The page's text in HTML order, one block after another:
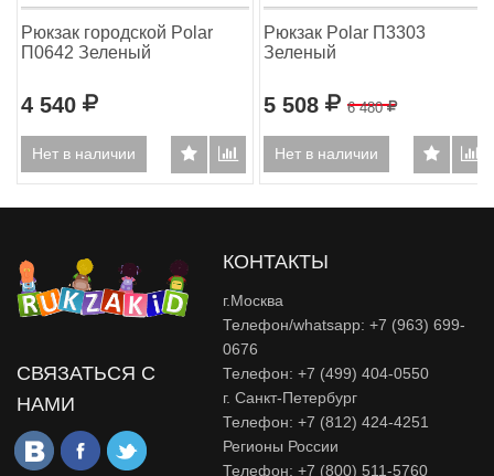
Рюкзак городской Polar
П0642 Зеленый
4 540 Р
Нет в наличии
Рюкзак Polar П3303
Зеленый
5 508 Р 6 480Р
Нет в наличии
СВЯЗАТЬСЯ С
НАМИ
КОНТАКТЫ
г.Москва
Телефон/whatsapp: +7 (963) 699-
0676
Телефон: +7 (499) 404-0550
г. Санкт-Петербург
Телефон: +7 (812) 424-4251
Регионы России
Телефон: +7 (800) 511-5760